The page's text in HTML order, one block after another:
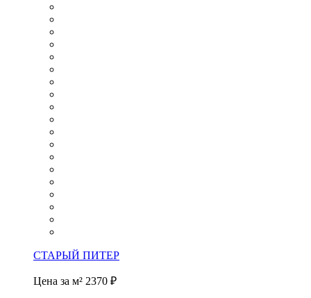
СТАРЫЙ ПИТЕР
Цена за м² 2370 ₽